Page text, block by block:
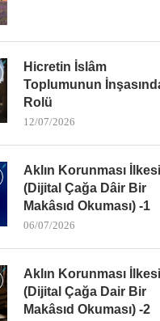
Hicretin İslâm
Toplumunun
Rolü
12/07/2026
Aklın Korunması İlkesi
(Dijital Çağa Dâir Bir
Makâsıd Okuması) -1
06/07/2026
Aklın Korunması İlkesi
(Dijital Çağa Dair Bir
Makâsıd Okuması) -2